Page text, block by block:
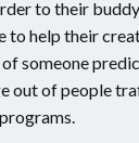
to their
to help their
of someone
out of people